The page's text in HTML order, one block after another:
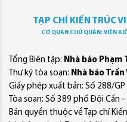
TẠP CHÍ KIẾN TRÚC
CƠ QUAN CHỦ QUẢN: VIỆN
Tổng Biên tập: Nhà báo Phạm
Thư ký tòa soạn: Nhà báo Trần
Giấy phép xuất bản: Số 288/
Tòa soạn: Số 389 phố Đội Cấn
Bản quyền thuộc về Tạp chí